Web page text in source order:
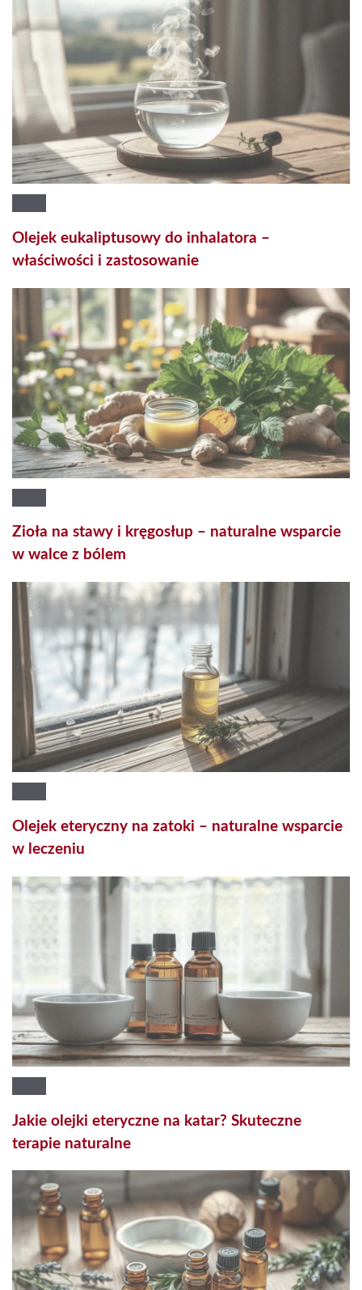
Olejek eukaliptusowy do inhalatora –
właściwości i zastosowanie
Zioła na stawy i kręgosłup – naturalne wsparcie
w walce z bólem
Olejek eteryczny na zatoki – naturalne wsparcie
w leczeniu
Jakie olejki eteryczne na katar? Skuteczne
terapie naturalne